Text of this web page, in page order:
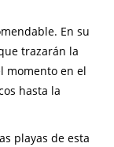
En su
trazarán la
momento en el
hasta la
playas de esta